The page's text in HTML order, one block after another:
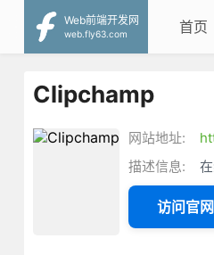
Web前端开发网
web.fly63.com
首页
Clipchamp
网站地址:
描述信息:
访问官网